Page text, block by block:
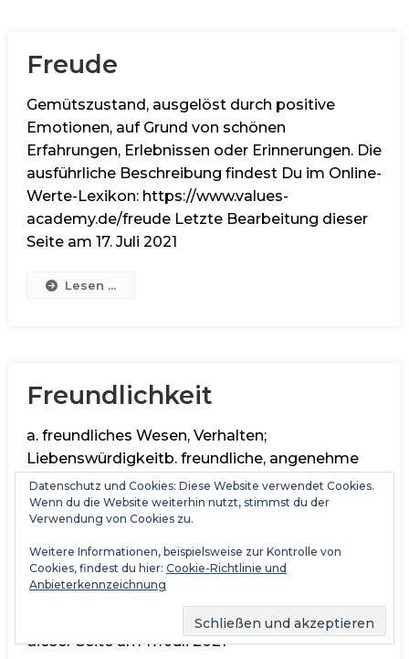
Freude
Gemütszustand, ausgelöst durch positive
Emotionen, auf Grund von schönen
Erfahrungen, Erlebnissen oder Erinnerungen. Die
ausführliche Beschreibung findest Du im Online-
Werte-Lexikon: https://www.values-
academy.de/freude Letzte Bearbeitung dieser
Seite am 17. Juli 2021
Lesen ...
Freundlichkeit
a. freundliches Wesen, Verhalten;
Liebenswürdigkeitb. freundliche, angenehme
Art freundliche Handlung Quelle: Duden.de
(31.01.2018) Jemanden, durch die Art des
eigenen Verhaltens, wie einen Freund behandeln
(vorausschickend) Die ausführliche
Beschreibung findest Du im Online-Werte-
Lexikon: https://www.values-
academy.de/freundlichkeit Letzte Bearbeitung
dieser Seite am 17. Juli 2021
Datenschutz und Cookies: Diese Website verwendet Cookies.
Wenn du die Website weiterhin nutzt, stimmst du der
Verwendung von Cookies zu.
Weitere Informationen, beispielsweise zur Kontrolle von
Cookies, findest du hier: Cookie-Richtlinie und
Anbieterkennzeichnung